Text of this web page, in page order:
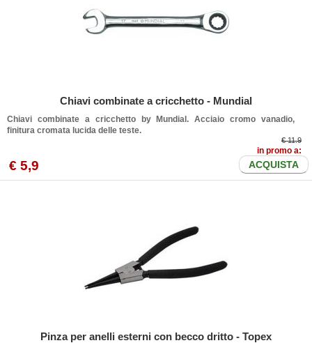
Chiavi combinate a cricchetto - Mundial
Chiavi combinate a cricchetto by Mundial. Acciaio cromo vanadio,
finitura cromata lucida delle teste.
€ 11.9
in promo a:
€ 5,9 ACQUISTA
Pinza per anelli esterni con becco dritto - Topex